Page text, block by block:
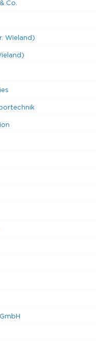
Co.
Wieland)